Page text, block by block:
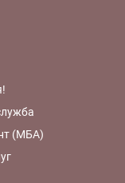
(МБА)